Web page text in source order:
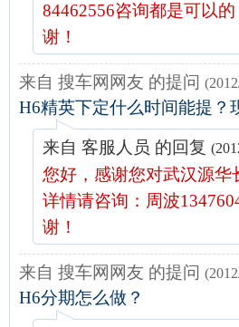
84462556咨询都是可以
谢！
来自 搜车网网友 的提问
H6精英下定什么时间能提？
来自 客服人员 的回复
您好，感谢您对武汉源
详情请咨询：周波
谢！
来自 搜车网网友 的提问
H6分期怎么做？